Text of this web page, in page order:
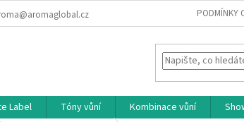
PODMÍNKY
Label Tóny vůní Kombinace vůní